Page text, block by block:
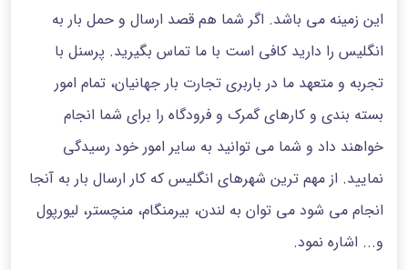
این زمینه می باشد. اگر شما هم قصد ارسال و حمل بار به
انگلیس را دارید کافی است با ما تماس بگیرید. پرسنل با
تجربه و متعهد ما در باربری تجارت بار جهانیان، تمام امور
بسته بندی و کارهای گمرک و فرودگاه را برای شما انجام
خواهند داد و شما می توانید به سایر امور خود رسیدگی
نمایید. از مهم ترین شهرهای انگلیس که کار ارسال بار به آنجا
انجام می شود می توان به لندن، بیرمنگام، منچستر، لیورپول
و... اشاره نمود.